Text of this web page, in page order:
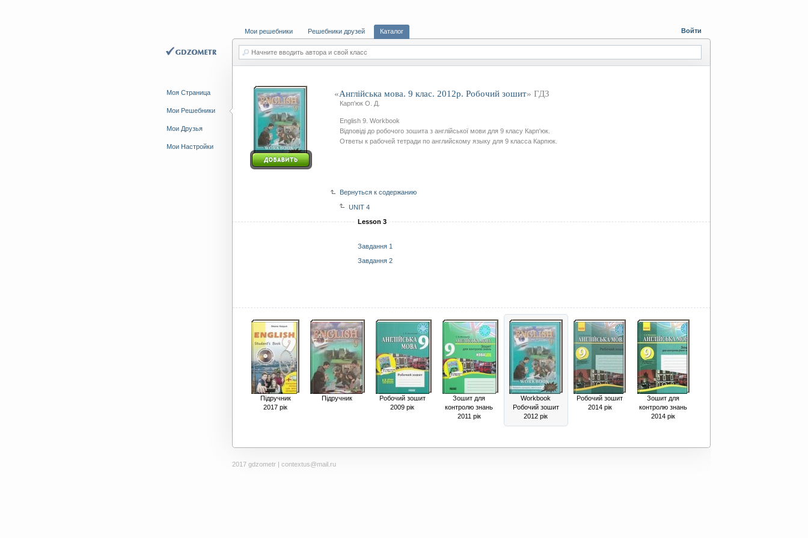
Моя Страница
Мои Решебники
Мои Друзья
Мои Настройки
Мои решебники Решебники друзей Каталог Войти
Начните вводить автора и свой класс
«Англійська мова. 9 клас. 2012р. Робочий зошит» ГДЗ
Карп'юк О. Д.
English 9. Workbook
Відповіді до робочого зошита з англійської мови для 9 класу Карп'юк.
Ответы к рабочей тетради по английскому языку для 9 класса Карпюк.
Вернуться к содержанию
UNIT 4
Lesson 3
Завдання 1
Завдання 2
Підручник
2017 рік
Підручник
Робочий зошит
2009 рік
Зошит для
контролю знань
2011 рік
Workbook
Робочий зошит
2012 рік
Робочий зошит
2014 рік
Зошит для
контролю знань
2014 рік
2017 gdzometr | contextus@mail.ru